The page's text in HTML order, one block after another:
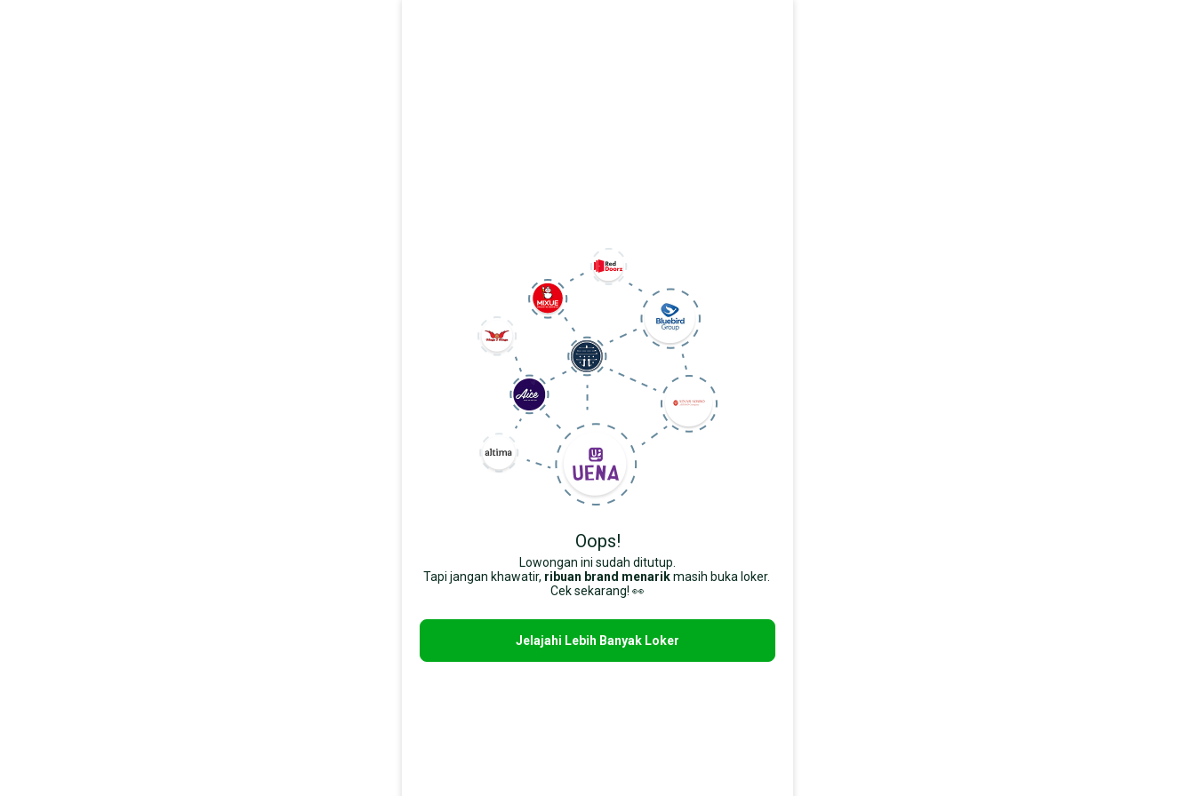
Oops!
Lowongan ini sudah ditutup.
Tapi jangan khawatir, ribuan brand menarik masih buka loker.
Cek sekarang! 👀
Jelajahi Lebih Banyak Loker